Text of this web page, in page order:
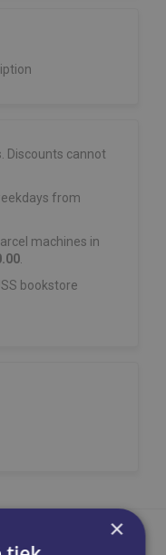
Discounts cannot
from
machines in
bookstore
×